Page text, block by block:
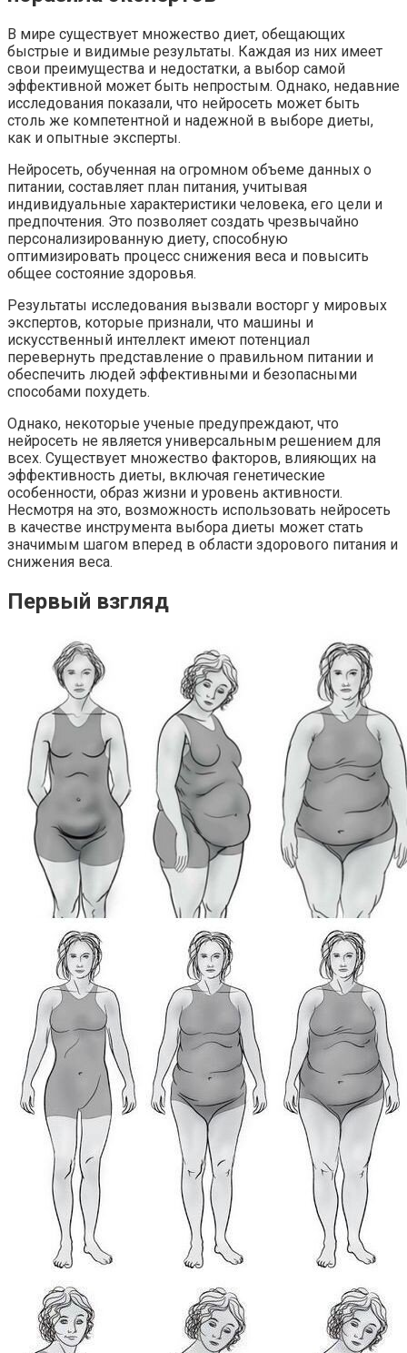
В мире существует множество диет, обещающих
быстрые и видимые результаты. Каждая из них имеет
свои преимущества и недостатки, а выбор самой
эффективной может быть непростым. Однако, недавние
исследования показали, что нейросеть может быть
столь же компетентной и надежной в выборе диеты,
как и опытные эксперты.
Нейросеть, обученная на огромном объеме данных о
питании, составляет план питания, учитывая
индивидуальные характеристики человека, его цели и
предпочтения. Это позволяет создать чрезвычайно
персонализированную диету, способную
оптимизировать процесс снижения веса и повысить
общее состояние здоровья.
Результаты исследования вызвали восторг у мировых
экспертов, которые признали, что машины и
искусственный интеллект имеют потенциал
перевернуть представление о правильном питании и
обеспечить людей эффективными и безопасными
способами похудеть.
Однако, некоторые ученые предупреждают, что
нейросеть не является универсальным решением для
всех. Существует множество факторов, влияющих на
эффективность диеты, включая генетические
особенности, образ жизни и уровень активности.
Несмотря на это, возможность использовать нейросеть
в качестве инструмента выбора диеты может стать
значимым шагом вперед в области здорового питания и
снижения веса.
Первый взгляд